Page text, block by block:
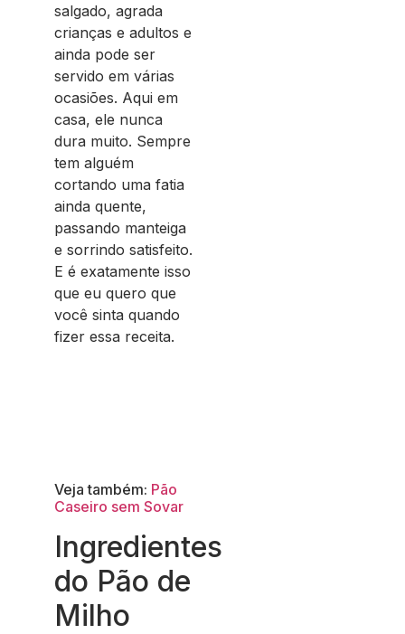
salgado, agrada
crianças e adultos e
ainda pode ser
servido em várias
ocasiões. Aqui em
casa, ele nunca
dura muito. Sempre
tem alguém
cortando uma fatia
ainda quente,
passando manteiga
e sorrindo satisfeito.
E é exatamente isso
que eu quero que
você sinta quando
fizer essa receita.
Veja também: Pão
Caseiro sem Sovar
Ingredientes
do Pão de
Milho